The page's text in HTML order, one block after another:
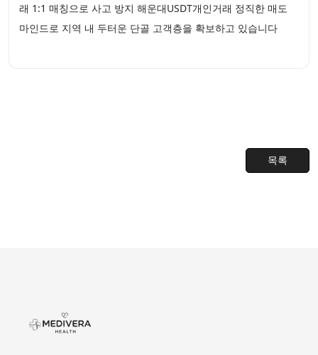
래 1:1 매칭으로 사고 방지 해운대USDT개인거래 정직한 매도
마인드로 지역 내 두터운 단골 고객층을 확보하고 있습니다
목록